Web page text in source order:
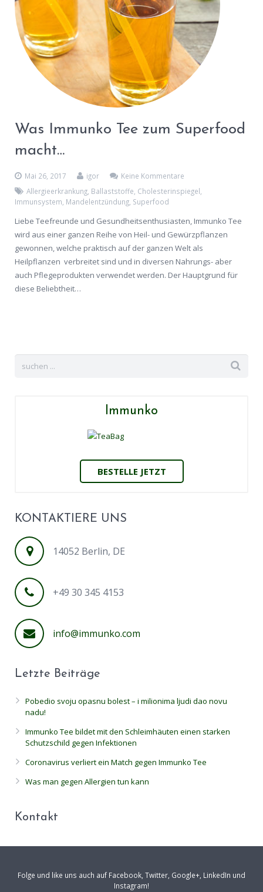
Was Immunko Tee zum Superfood
macht…
Mai 26, 2017 igor
Keine Kommentare
Allergieerkrankung Ballaststoffe Cholesterinspiegel
Immunsystem Mandelentzündung Superfood
Liebe Teefreunde und Gesundheitsenthusiasten, Immunko Tee
wird aus einer ganzen Reihe von Heil- und Gewürzpflanzen
gewonnen, welche praktisch auf der ganzen Welt als
Heilpflanzen verbreitet sind und in diversen Nahrungs- aber
auch Pflegeprodukten verwendet werden. Der Hauptgrund für
diese Beliebtheit…
Immunko
BESTELLE JETZT
KONTAKTIERE UNS
14052 Berlin, DE
+49 30 345 4153
info@immunko.com
Letzte Beiträge
Pobedio svoju opasnu bolest – i milionima ljudi dao novu
nadu!
Immunko Tee bildet mit den Schleimhäuten einen starken
Schutzschild gegen Infektionen
Coronavirus verliert ein Match gegen Immunko Tee
Was man gegen Allergien tun kann
Kontakt
Folge und like uns auch auf Facebook, Twitter, Google+, LinkedIn und
Instagram!